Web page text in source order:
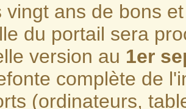
vingt ans de bons
du portail sera
version au 1er
complète de
(ordinateurs,